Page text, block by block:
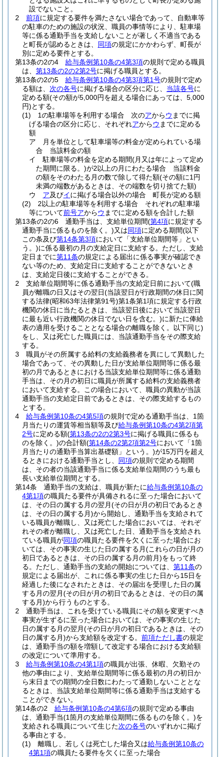
設でないこと。
2
前項に規定する要件を満たさない場合であって、自動車等
の駐車のための施設の状況、職員の事情等により、駐車場
等に係る通勤手当を支給しないことが著しく不適当である
と町長が認めるときは、 同項の規定にかかわらず、町長が
別に定める要件とする。
第13条の2の4
給与条例第10条の4第3項の規則で定める職員
は、 第13条の2の2第2号に掲げる職員とする。
第13条の2の5
給与条例第10条の4第3項第1号の規則で定め
る額は、 次の各号に掲げる場合の区分に応じ、 当該各号に
定める額(その額が5,000円を超える場合にあっては、5,000
円)とする。
(1)
1の駐車場等を利用する場合 次のアからウ までに掲
げる場合の区分に応じ、それぞれアからウ までに定める
額
ア
月を単位として駐車場等の料金が定められている場
合 当該料金の額
イ
駐車場等の料金を定める期間(月又は年によって定め
た期間に限る。)が2以上の月にわたる場合 当該料金
の額をそのわたる月の数で除して得た額(その額に1円
未満の端数があるときは、その端数を切り捨てた額)
ウ
ア及びイに掲げる場合以外の場合 町長が定める額
(2)
2以上の駐車場等を利用する場合 それぞれの駐車場
等について前号アからウ までに定める額を合計した額
第13条の2の6
通勤手当は、支給単位期間(第4項に規定する
通勤手当に係るものを除く。)又は同項に定める期間(以下
この条及び第14条第3項において「支給単位期間等」とい
う。)に係る最初の月の支給定日に支給する。 ただし、支給
定日までに第11条の規定による届出に係る事実が確認でき
ない等のため、支給定日に支給することができないとき
は、支給定日後に支給することができる。
2
支給単位期間等に係る通勤手当の支給定日前において(職
員が離職の日又はその翌日(当該翌日が行政期間の休日に関
する法律(昭和63年法律第91号)第1条第1項に規定する行政
機関の休日に当たるときは、当該翌日後において当該翌日
に最も近い行政機関の休日でない日を含む。)に新たに俸給
表の適用を受けることとなる場合の離職を除く。以下同じ)
をし、又は死亡した職員には、当該通勤手当をその際支給
する。
3
職員がその所属する給料の支給義務者を異にして異動した
場合であって、その異動した日が支給単位期間等に係る最
初の月であるときにおける当該支給単位期間等に係る通勤
手当は、その月の初日に職員が所属する給料の支給義務者
において支給する。
この場合において、職員の異動が当該
通勤手当の支給定日前であるときは、その際支給するもの
とする。
4
給与条例第10条の4第5項の規則で定める通勤手当は、1箇
月当たりの運賃等相当額等及び給与条例第10条の4第2項第
2号に定める額(第13条の2の2第3号に掲げる職員に係るも
のを除く。)の合計額(第14条の2第2項第2号において「1箇
月当たりの通勤手当算出基礎額」という。)が15万円を超え
るときにおける通勤手当とし、 同項の規則で定める期間
は、その者の当該通勤手当に係る支給単位期間のうち最も
長い支給単位期間とする。
第14条
通勤手当の支給は、職員が新たに給与条例第10条の
4第1項の職員たる要件が具備されるに至った場合において
は、その日の属する月の翌月(その日が月の初日であるとき
は、その日の属する月)から開始し、通勤手当を支給されて
いる職員が離職し、又は死亡した場合においては、それぞ
れその者が離職し、又は死亡した日、通勤手当を支給され
ている職員が同項の職員たる要件を欠くに至った場合にお
いては、その事実の生じた日の属する月(これらの日が月の
初日であるときは、その日の属する月の前月)をもって終
る。 ただし、通勤手当の支給の開始については、 第11条の
規定による届出が、これに係る事実の生じた日から15日を
経過した後になされたときは、その届出を受理した日の属
する月の翌月(その日が月の初日であるときは、その日の属
する月)から行うものとする。
2
通勤手当は、これを受けている職員にその額を変更すべき
事実が生ずるに至った場合においては、その事実の生じた
日の属する月の翌月(その日が月の初日であるときは、その
日の属する月)から支給額を改定する。 前項ただし書の規定
は、通勤手当の額を増額して改定する場合における支給額
の改定について準用する。
3
給与条例第10条の4第1項の職員が出張、休暇、欠勤その
他の事由により、支給単位期間等に係る最初の月の初日か
ら末日までの期間の全日数にわたって通勤しないこととな
るときは、当該支給単位期間等に係る通勤手当は支給する
ことができない。
第14条の2
給与条例第10条の4第6項の規則で定める事由
は、通勤手当(1箇月の支給単位期間に係るものを除く。)を
支給される職員について生じた次の各号のいずれかに掲げ
る事由とする。
(1)
離職し、若しくは死亡した場合又は給与条例第10条の
4第1項の職員たる要件を欠くに至った場合